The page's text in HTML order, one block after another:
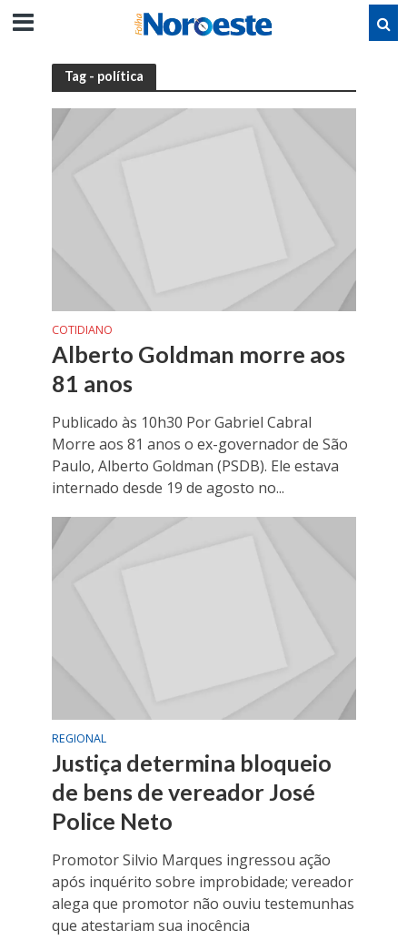
Tag - política
COTIDIANO
Alberto Goldman morre aos
81 anos
Publicado às 10h30 Por Gabriel Cabral
Morre aos 81 anos o ex-governador de São
Paulo, Alberto Goldman (PSDB). Ele estava
internado desde 19 de agosto no...
REGIONAL
Justiça determina bloqueio
de bens de vereador José
Police Neto
Promotor Silvio Marques ingressou ação
após inquérito sobre improbidade; vereador
alega que promotor não ouviu testemunhas
que atestariam sua inocência